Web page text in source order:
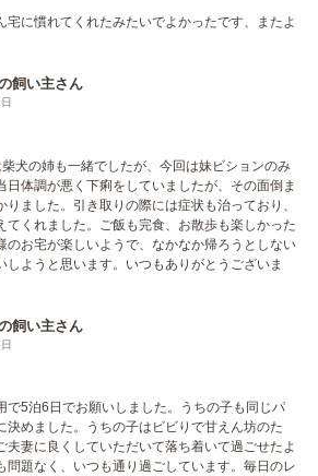
宅に慣れてくれたみたいでよかったです、またよ
飼い主さん
犬の姉も一緒でしたが、今回は妹ビションのみ
日体調が悪く下痢をしていましたが、その面倒ま
ました。引き取りの際には症状も治っており、
てくれました。ご飯も完食、お散歩も楽しかった
のお宅が楽しいようで、なかなか帰ろうとしない
しようと思います。いつもありがとうございま
飼い主さん
で5泊6日でお願いしました。うちの子も同じパ
決めました。うちの子はビビりで甘えん坊のた
夫妻に良くしていただいて落ち着いて過ごせたよ
問題なく、いつも通り過ごしています。毎日のレ